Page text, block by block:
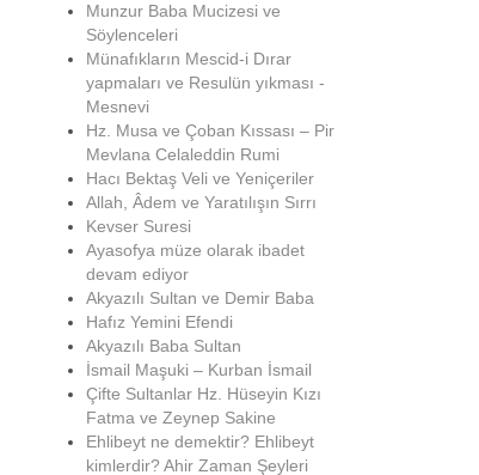
Munzur Baba Mucizesi ve
Söylenceleri
Münafıkların Mescid-i Dırar
yapmaları ve Resulün yıkması -
Mesnevi
Hz. Musa ve Çoban Kıssası – Pir
Mevlana Celaleddin Rumi
Hacı Bektaş Veli ve Yeniçeriler
Allah, Âdem ve Yaratılışın Sırrı
Kevser Suresi
Ayasofya müze olarak ibadet
devam ediyor
Akyazılı Sultan ve Demir Baba
Hafız Yemini Efendi
Akyazılı Baba Sultan
İsmail Maşuki – Kurban İsmail
Çifte Sultanlar Hz. Hüseyin Kızı
Fatma ve Zeynep Sakine
Ehlibeyt ne demektir? Ehlibeyt
kimlerdir? Ahir Zaman Şeyleri